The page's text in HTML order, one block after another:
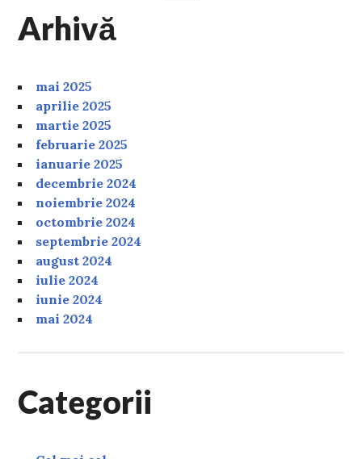
Arhivă
mai 2025
aprilie 2025
martie 2025
februarie 2025
ianuarie 2025
decembrie 2024
noiembrie 2024
octombrie 2024
septembrie 2024
august 2024
iulie 2024
iunie 2024
mai 2024
Categorii